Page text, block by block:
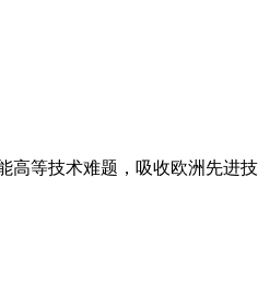
等技术难题，吸收欧洲先